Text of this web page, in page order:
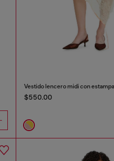
$550.00